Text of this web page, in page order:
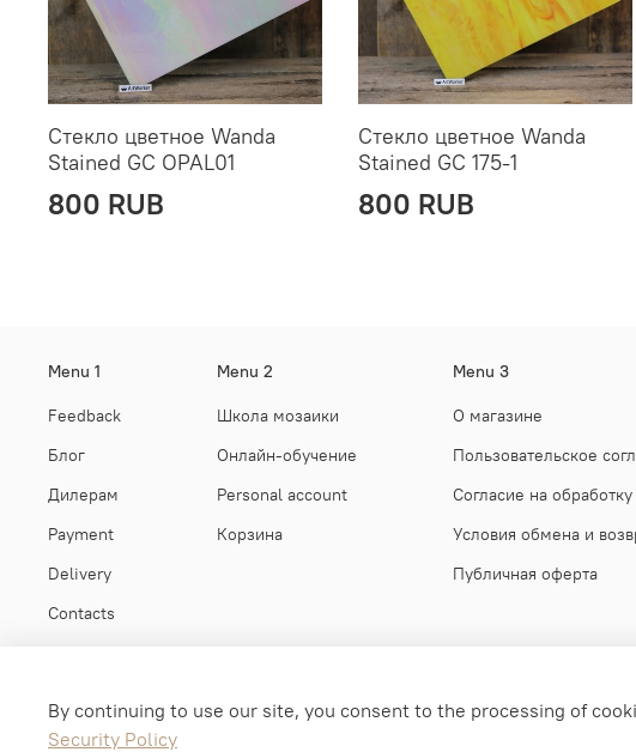
Стекло цветное Wanda
Stained GC OPAL01
800 RUB
Стекло цветное Wanda
Stained GC 175-1
800 RUB
Menu 1
Feedback
Блог
Дилерам
Payment
Delivery
Contacts
Menu 2
Школа мозаики
Онлайн-обучение
Personal account
Корзина
Menu 3
О магазине
Пользовательское
Согласие на
Условия обмена и
Публичная оферта
By continuing to use our site, you consent to the processing of
Security Policy